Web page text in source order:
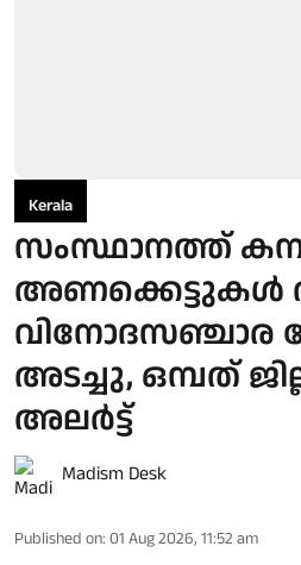
Kerala
സംസ്ഥാനത്ത്
അണക്കെട്ടുകള്‍
വിനോദസഞ്ചാര
അടച്ചു, ഒമ്പത്
അലര്‍ട്ട്
Madism Desk
Published on: 01 Aug 2026, 11:52 am